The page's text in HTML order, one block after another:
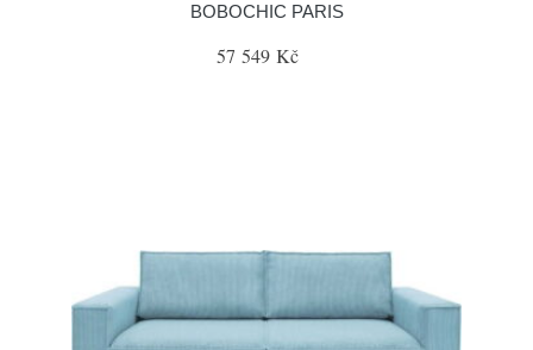
BOBOCHIC PARIS
57 549 Kč